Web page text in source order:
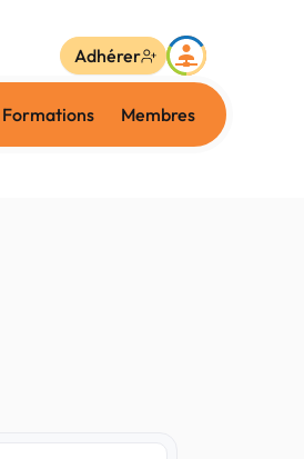
Formations Membres
Adhérer